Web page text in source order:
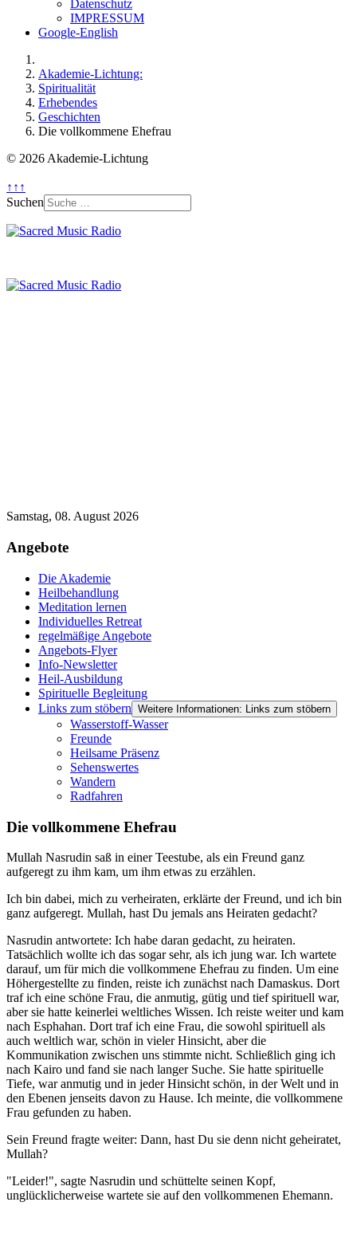
Datenschutz
IMPRESSUM
Google-English
Akademie-Lichtung:
Spiritualität
Erhebendes
Geschichten
Die vollkommene Ehefrau
© 2026 Akademie-Lichtung
↑↑↑
Suchen
Samstag, 08. August 2026
Angebote
Die Akademie
Heilbehandlung
Meditation lernen
Individuelles Retreat
regelmäßige Angebote
Angebots-Flyer
Info-Newsletter
Heil-Ausbildung
Spirituelle Begleitung
Links zum stöbern Weitere Informationen: Links zum stöbern
Wasserstoff-Wasser
Freunde
Heilsame Präsenz
Sehenswertes
Wandern
Radfahren
Die vollkommene Ehefrau
Mullah Nasrudin saß in einer Teestube, als ein Freund ganz
aufgeregt zu ihm kam, um ihm etwas zu erzählen.
Ich bin dabei, mich zu verheiraten, erklärte der Freund, und ich bin
ganz aufgeregt. Mullah, hast Du jemals ans Heiraten gedacht?
Nasrudin antwortete: Ich habe daran gedacht, zu heiraten.
Tatsächlich wollte ich das sogar sehr, als ich jung war. Ich wartete
darauf, um für mich die vollkommene Ehefrau zu finden. Um eine
Höhergestellte zu finden, reiste ich zunächst nach Damaskus. Dort
traf ich eine schöne Frau, die anmutig, gütig und tief spirituell war,
aber sie hatte keinerlei weltliches Wissen. Ich reiste weiter und kam
nach Esphahan. Dort traf ich eine Frau, die sowohl spirituell als
auch weltlich war, schön in vieler Hinsicht, aber die
Kommunikation zwischen uns stimmte nicht. Schließlich ging ich
nach Kairo und fand sie nach langer Suche. Sie hatte spirituelle
Tiefe, war anmutig und in jeder Hinsicht schön, in der Welt und in
den Ebenen jenseits davon zu Hause. Ich meinte, die vollkommene
Frau gefunden zu haben.
Sein Freund fragte weiter: Dann, hast Du sie denn nicht geheiratet,
Mullah?
"Leider!", sagte Nasrudin und schüttelte seinen Kopf,
unglücklicherweise wartete sie auf den vollkommenen Ehemann.